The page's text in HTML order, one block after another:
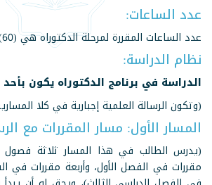
عدد الساعات:
عدد الساعات المقررة لمرحلة الدكتوراه هي (60) ساعة دراسية.
نظام الدراسة:
الدراسة في برنامج الدكتوراه يكون
(وتكون الرسالة العلمية إجبارية في كلا
المسار الأول: مسار المقررات مع
(يدرس الطالب في هذا المسار ثلاثة فصول
مقررات في الفصل الأول، وأربعة مقررات في